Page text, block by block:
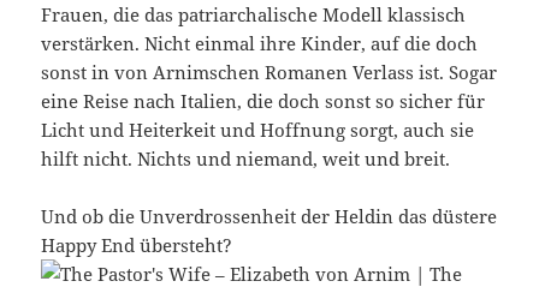
Frauen, die das patriarchalische Modell klassisch
verstärken. Nicht einmal ihre Kinder, auf die doch
sonst in von Arnimschen Romanen Verlass ist. Sogar
eine Reise nach Italien, die doch sonst so sicher für
Licht und Heiterkeit und Hoffnung sorgt, auch sie
hilft nicht. Nichts und niemand, weit und breit.
Und ob die Unverdrossenheit der Heldin das düstere
Happy End übersteht?